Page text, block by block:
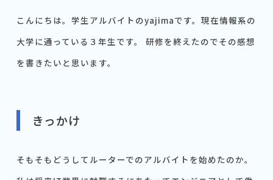
こんにちは。学生アルバイトのyajimaです。現在情報系の
大学に通っている３年生です。 研修を終えたのでその感想
を書きたいと思います。
きっかけ
そもそもどうしてルーターでのアルバイトを始めたのか。